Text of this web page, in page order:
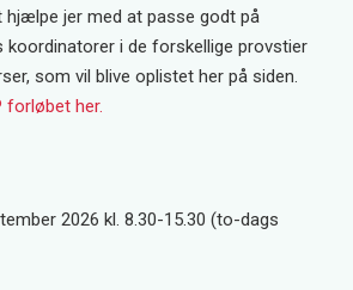
hjælpe jer med at passe godt på
i de forskellige provstier
som vil blive oplistet her på siden.
forløbet her.
2026 kl. 8.30-15.30 (to-dags